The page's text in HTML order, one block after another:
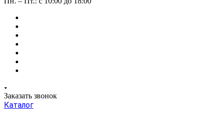
Заказать звонок
Каталог